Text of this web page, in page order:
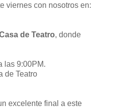
viernes con nosotros en:
de Teatro, donde
las 9:00PM.
de Teatro
excelente final a este